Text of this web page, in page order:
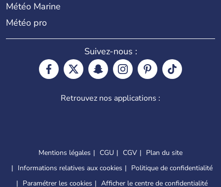
Météo Marine
Météo pro
Suivez-nous :
Retrouvez nos applications :
Mentions légales CGU CGV
Plan du site
Informations relatives aux cookies
Politique de confidentialité
Paramétrer les cookies
Afficher le centre de confidentialité